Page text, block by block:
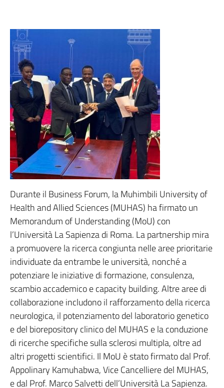
Durante il Business Forum, la Muhimbili University of
Health and Allied Sciences (MUHAS) ha firmato un
Memorandum of Understanding (MoU) con
l’Università La Sapienza di Roma. La partnership mira
a promuovere la ricerca congiunta nelle aree prioritarie
individuate da entrambe le università, nonché a
potenziare le iniziative di formazione, consulenza,
scambio accademico e capacity building. Altre aree di
collaborazione includono il rafforzamento della ricerca
neurologica, il potenziamento del laboratorio genetico
e del biorepository clinico del MUHAS e la conduzione
di ricerche specifiche sulla sclerosi multipla, oltre ad
altri progetti scientifici. Il MoU è stato firmato dal Prof.
Appolinary Kamuhabwa, Vice Cancelliere del MUHAS,
e dal Prof. Marco Salvetti dell’Università La Sapienza.